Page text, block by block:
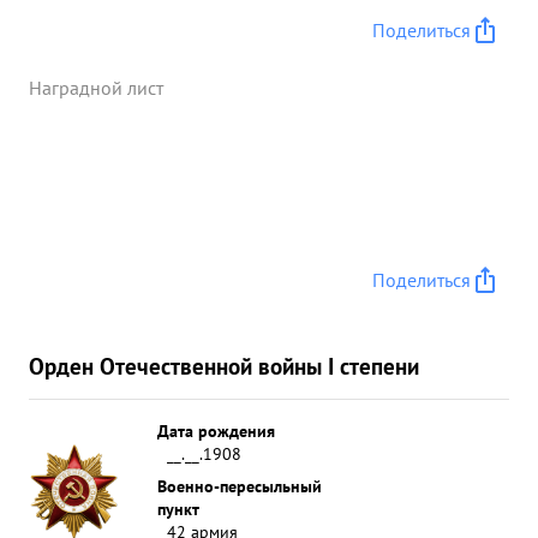
Поделиться
Наградной лист
Поделиться
Орден Отечественной войны I степени
Дата рождения
__.__.1908
Военно-пересыльный
пункт
42 армия